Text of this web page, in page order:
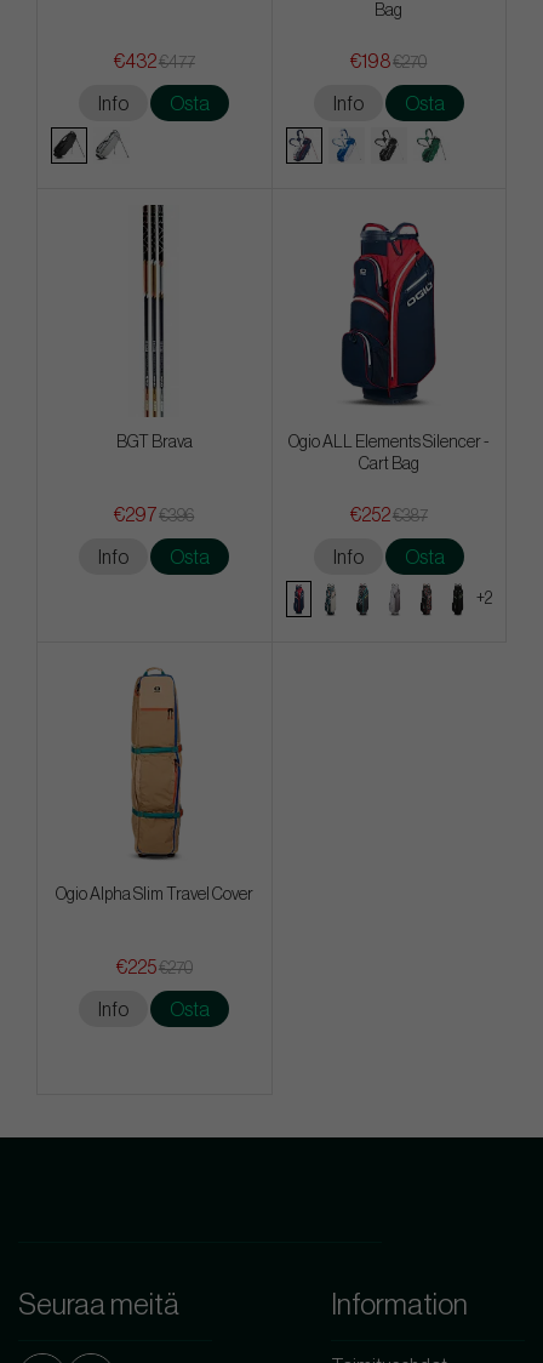
€432€477
Info Osta
Bag
€198€270
Info Osta
BGT Brava
€297€396
Info Osta
Ogio ALL Elements Silencer -
Cart Bag
€252€387
Info Osta
+2
Ogio Alpha Slim Travel Cover
€225€270
Info Osta
Seuraa meitä Information